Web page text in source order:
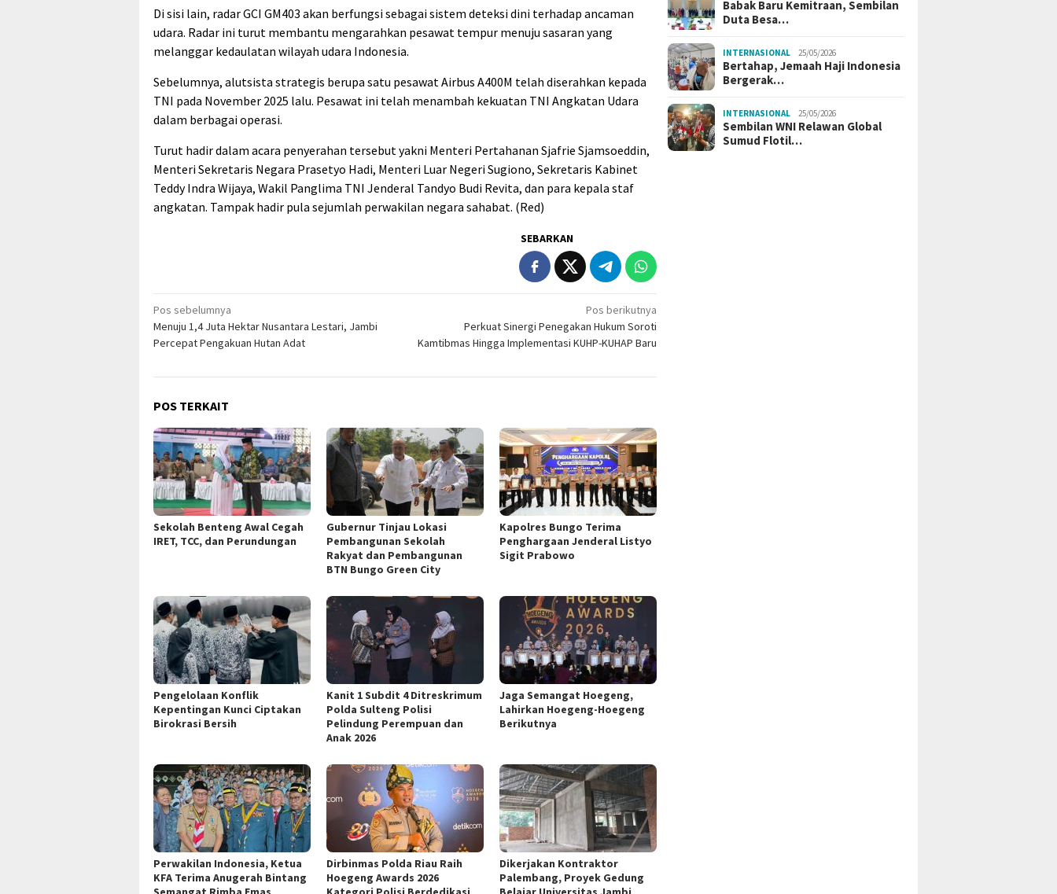
Di sisi lain, radar GCI GM403 akan berfungsi sebagai sistem deteksi dini terhadap ancaman
udara. Radar ini turut membantu mengarahkan pesawat tempur menuju sasaran yang
melanggar kedaulatan wilayah udara Indonesia.
Sebelumnya, alutsista strategis berupa satu pesawat Airbus A400M telah diserahkan kepada
TNI pada November 2025 lalu. Pesawat ini telah menambah kekuatan TNI Angkatan Udara
dalam berbagai operasi.
Turut hadir dalam acara penyerahan tersebut yakni Menteri Pertahanan Sjafrie Sjamsoeddin,
Menteri Sekretaris Negara Prasetyo Hadi, Menteri Luar Negeri Sugiono, Sekretaris Kabinet
Teddy Indra Wijaya, Wakil Panglima TNI Jenderal Tandyo Budi Revita, dan para kepala staf
angkatan. Tampak hadir pula sejumlah perwakilan negara sahabat. (Red)
SEBARKAN
Navigasi
pos
Pos sebelumnya
Menuju 1,4 Juta Hektar Nusantara Lestari, Jambi
Percepat Pengakuan Hutan Adat
Pos berikutnya
Perkuat Sinergi Penegakan Hukum Soroti
Kamtibmas Hingga Implementasi KUHP-KUHAP Baru
POS TERKAIT
Sekolah Benteng Awal Cegah
IRET, TCC, dan Perundungan
Gubernur Tinjau Lokasi
Pembangunan Sekolah
Rakyat dan Pembangunan
BTN Bungo Green City
Kapolres Bungo Terima
Penghargaan Jenderal Listyo
Sigit Prabowo
Pengelolaan Konflik
Kepentingan Kunci Ciptakan
Birokrasi Bersih
Kanit 1 Subdit 4 Ditreskrimum
Polda Sulteng Polisi
Pelindung Perempuan dan
Anak 2026
Jaga Semangat Hoegeng,
Lahirkan Hoegeng-Hoegeng
Berikutnya
Perwakilan Indonesia, Ketua
KFA Terima Anugerah Bintang
Dirbinmas Polda Riau Raih
Hoegeng Awards 2026
Dikerjakan Kontraktor
Palembang, Proyek Gedung
Babak Baru Kemitraan, Sembilan
Duta Besa…
INTERNASIONAL 25/05/2026
Bertahap, Jemaah Haji Indonesia
Bergerak…
INTERNASIONAL 25/05/2026
Sembilan WNI Relawan Global
Sumud Flotil…